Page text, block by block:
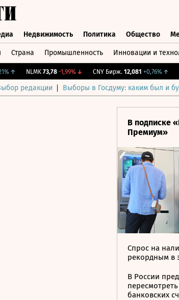
Недвижимость Политика Общество
Страна Промышленность Инновации и
↑ NLMK 73,78 -1,99%↓ CNY Бирж. 12,081 +0,76%↑
редакции Выборы в Госдуму: каким был и
В подписке
Премиум»
Спрос на
рекордным в
В России
банковских